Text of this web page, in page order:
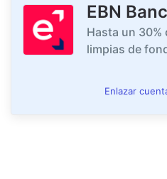
EBN
Hasta un 30%
limpias de
Enlazar